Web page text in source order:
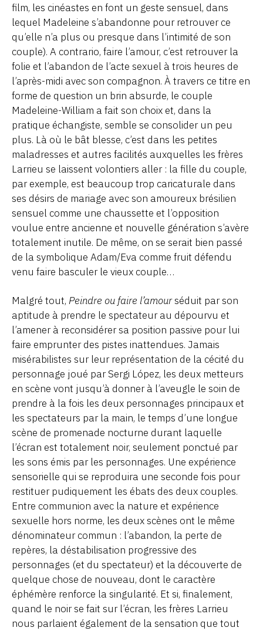
film, les cinéastes en font un geste sensuel, dans
lequel Madeleine s’abandonne pour retrouver ce
qu’elle n’a plus ou presque dans l’intimité de son
couple). A contrario, faire l’amour, c’est retrouver la
folie et l’abandon de l’acte sexuel à trois heures de
l’après-midi avec son compagnon. À travers ce titre en
forme de question un brin absurde, le couple
Madeleine-William a fait son choix et, dans la
pratique échangiste, semble se consolider un peu
plus. Là où le bât blesse, c’est dans les petites
maladresses et autres facilités auxquelles les frères
Larrieu se laissent volontiers aller : la fille du couple,
par exemple, est beaucoup trop caricaturale dans
ses désirs de mariage avec son amoureux brésilien
sensuel comme une chaussette et l’opposition
voulue entre ancienne et nouvelle génération s’avère
totalement inutile. De même, on se serait bien passé
de la symbolique Adam/Eva comme fruit défendu
venu faire basculer le vieux couple…
Malgré tout, Peindre ou faire l’amourséduit par son
aptitude à prendre le spectateur au dépourvu et
l’amener à reconsidérer sa position passive pour lui
faire emprunter des pistes inattendues. Jamais
misérabilistes sur leur représentation de la cécité du
personnage joué par Sergi López, les deux metteurs
en scène vont jusqu’à donner à l’aveugle le soin de
prendre à la fois les deux personnages principaux et
les spectateurs par la main, le temps d’une longue
scène de promenade nocturne durant laquelle
l’écran est totalement noir, seulement ponctué par
les sons émis par les personnages. Une expérience
sensorielle qui se reproduira une seconde fois pour
restituer pudiquement les ébats des deux couples.
Entre communion avec la nature et expérience
sexuelle hors norme, les deux scènes ont le même
dénominateur commun : l’abandon, la perte de
repères, la déstabilisation progressive des
personnages (et du spectateur) et la découverte de
quelque chose de nouveau, dont le caractère
éphémère renforce la singularité. Et si, finalement,
quand le noir se fait sur l’écran, les frères Larrieu
nous parlaient également de la sensation que tout